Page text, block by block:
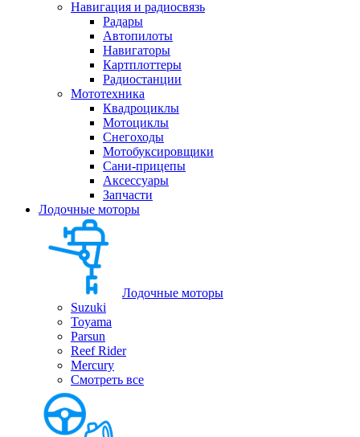
Навигация и радиосвязь
Радары
Автопилоты
Навигаторы
Картплоттеры
Радиостанции
Мототехника
Квадроциклы
Мотоциклы
Снегоходы
Мотобуксировщики
Сани-прицепы
Аксессуары
Запчасти
Лодочные моторы
Лодочные моторы
Suzuki
Toyama
Parsun
Reef Rider
Mercury
Смотреть все